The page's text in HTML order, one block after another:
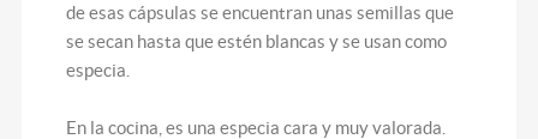
de esas cápsulas se encuentran unas semillas que
se secan hasta que estén blancas y se usan como
especia.
En la cocina, es una especia cara y muy valorada.